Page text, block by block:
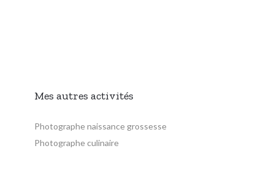
Mes autres activités
Photographe naissance grossesse
Photographe culinaire